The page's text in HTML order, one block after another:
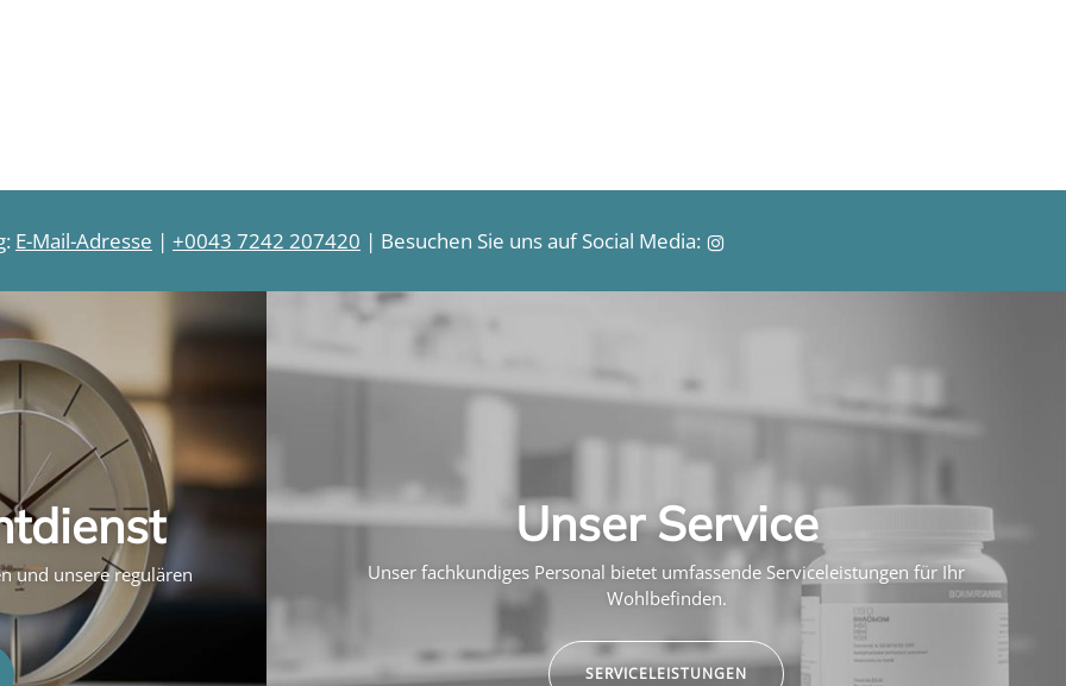
E-Mail-Adresse | +0043 7242 207420 | Besuchen Sie uns auf Social Media:
und unsere regulären
Unser Service
Unser fachkundiges Personal bietet umfassende Serviceleistungen für Ihr
Wohlbefinden.
SERVICELEISTUNGEN